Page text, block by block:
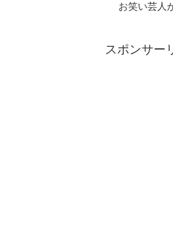
お笑い芸人
スポンサー